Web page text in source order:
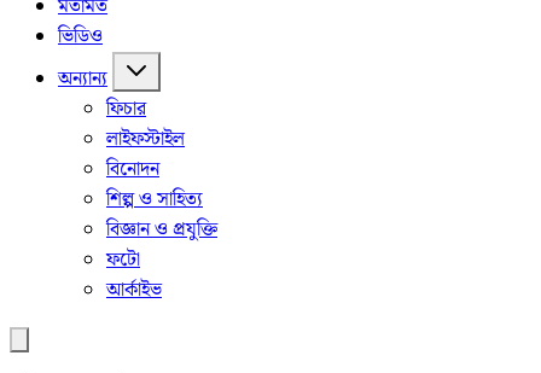
মতামত
ভিডিও
অন্যান্য
ফিচার
লাইফস্টাইল
বিনোদন
শিল্প ও সাহিত্য
বিজ্ঞান ও প্রযুক্তি
ফটো
আর্কাইভ